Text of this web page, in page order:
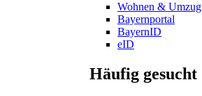
Wohnen & Umzug
Bayernportal
BayernID
eID
Häufig gesucht